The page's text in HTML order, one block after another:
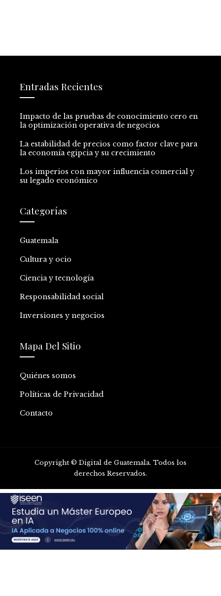
Entradas Recientes
Impacto de las pruebas de conocimiento cero en
la optimización operativa de negocios
La estabilidad de precios como factor clave para
la economía egipcia y su crecimiento
Los imperios con mayor influencia comercial y
su legado económico
Categorías
Guatemala
Cultura y ocio
Ciencia y tecnología
Responsabilidad social
Inversiones y negocios
Mapa Del Sitio
Quiénes somos
Políticas de Privacidad
Contacto
Copyright © Digital de Guatemala. Todos los
derechos Reservados.